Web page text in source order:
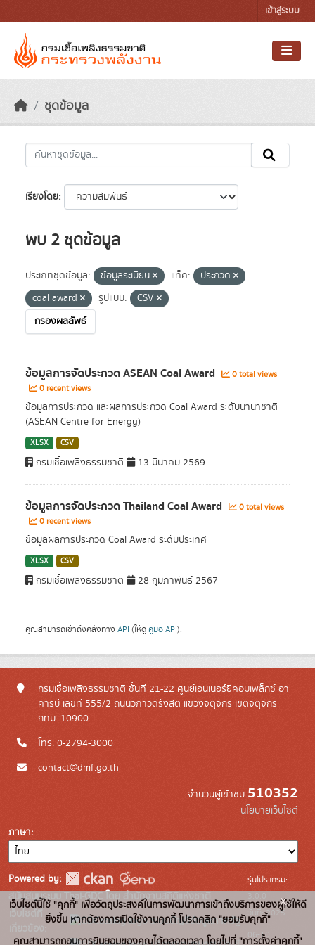
เข้าสู่ระบบ
ชุดข้อมูล
เรียงโดย
พบ 2 ชุดข้อมูล
ประเภทชุดข้อมูล: ข้อมูลระเบียน แท็ค:
ประกวด
coal award
รูปแบบ:
CSV
กรองผลลัพธ์
ข้อมูลการจัดประกวด ASEAN Coal Award
0 total views
0 recent views
ข้อมูลการประกวด และผลการประกวด Coal Award ระดับนานาชาติ
(ASEAN Centre for Energy)
XLSX CSV
กรมเชื้อเพลิงธรรมชาติ 13 มีนาคม 2569
ข้อมูลการจัดประกวด Thailand Coal Award
0 total views
0 recent views
ข้อมูลผลการประกวด Coal Award ระดับประเทศ
XLSX CSV
กรมเชื้อเพลิงธรรมชาติ 28 กุมภาพันธ์ 2567
คุณสามารถเข้าถึงคลังทาง API (ให้ดู คู่มือ API).
กรมเชื้อเพลิงธรรมชาติ ชั้นที่ 21-22 ศูนย์เอนเนอร์ยี่คอมเพล็กซ์ อา
คารบี เลขที่ 555/2 ถนนวิภาวดีรังสิต แขวงจตุจักร เขตจตุจักร
กทม. 10900
โทร. 0-2794-3000
contact@dmf.go.th
จำนวนผู้เข้าชม 510352
นโยบายเว็บไซต์
ภาษา
Powered by:
สนับสนุนระบบ Thai-GDC โดย สำนักงานสถิติแห่งชาติ
ระบบบัญชีข้อมูลภาครัฐ
รุ่นโปรแกรม:
วันที่: 2025-
06-10
เว็บไซต์นี้ใช้ "คุกกี้" เพื่อวัตถุประสงค์ในการพัฒนาการเข้าถึงบริการของผู้ใช้ให้ดี
ยิ่งขึ้น หากต้องการเปิดใช้งานคุกกี้ โปรดคลิก "ยอมรับคุกกี้"
คุณสามารถถอนการยินยอมของคุณได้ตลอดเวลา โดยไปที่ "การตั้งค่าคุกกี้"
x